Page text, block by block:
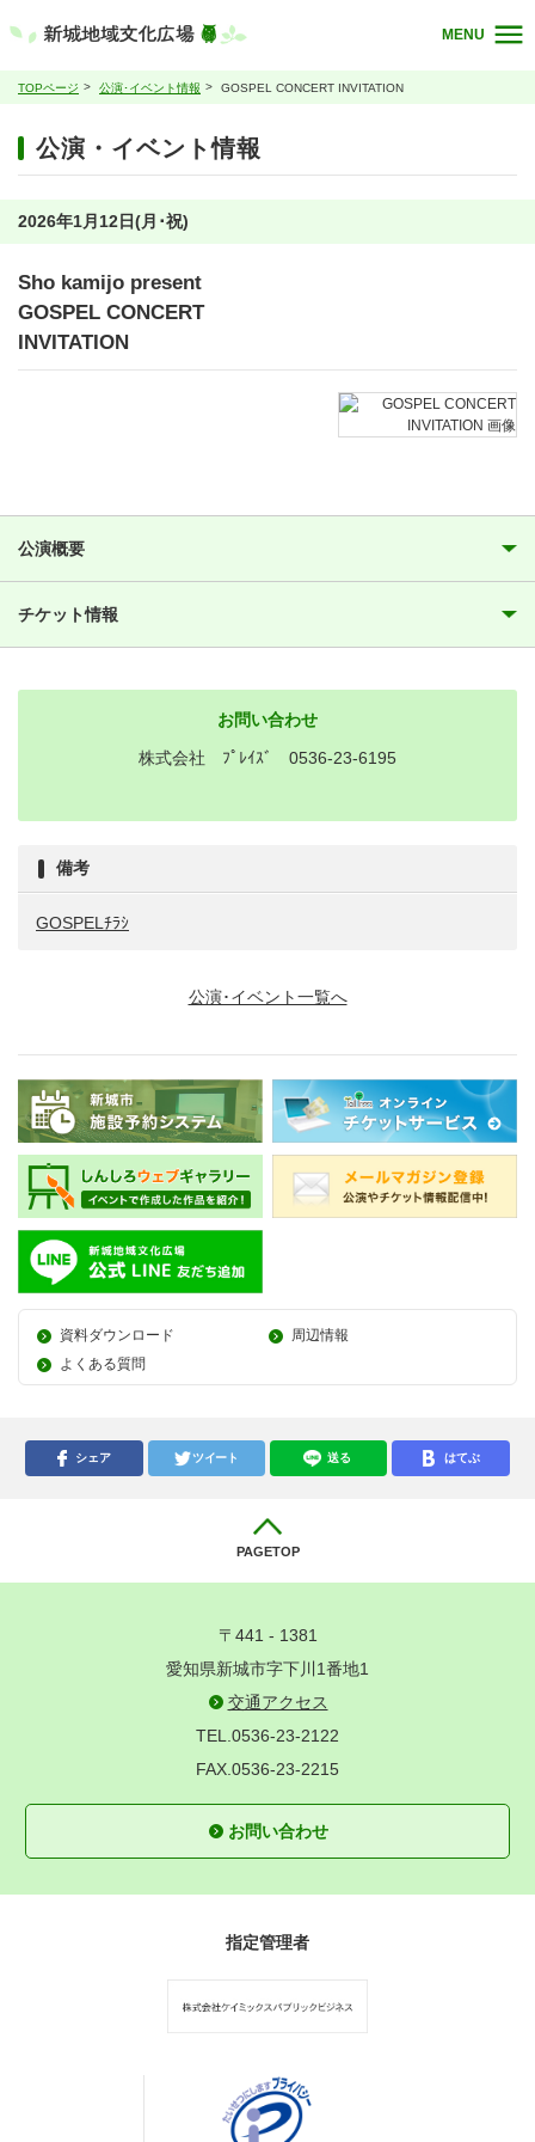
MENU
TOPページ 公演･イベント情報 GOSPEL CONCERT INVITATION
公演・イベント情報
2026年1月12日(月･祝)
Sho kamijo present
GOSPEL CONCERT
INVITATION
公演概要
チケット情報
お問い合わせ
株式会社 ﾌﾟﾚｲｽﾞ 0536-23-6195
備考
GOSPELﾁﾗｼ
公演･イベント一覧へ
資料ダウンロード
周辺情報
よくある質問
シェア ツイート 送る はてぶ
PAGETOP
〒441 - 1381
愛知県新城市字下川1番地1
交通アクセス
TEL.0536-23-2122
FAX.0536-23-2215
お問い合わせ
指定管理者